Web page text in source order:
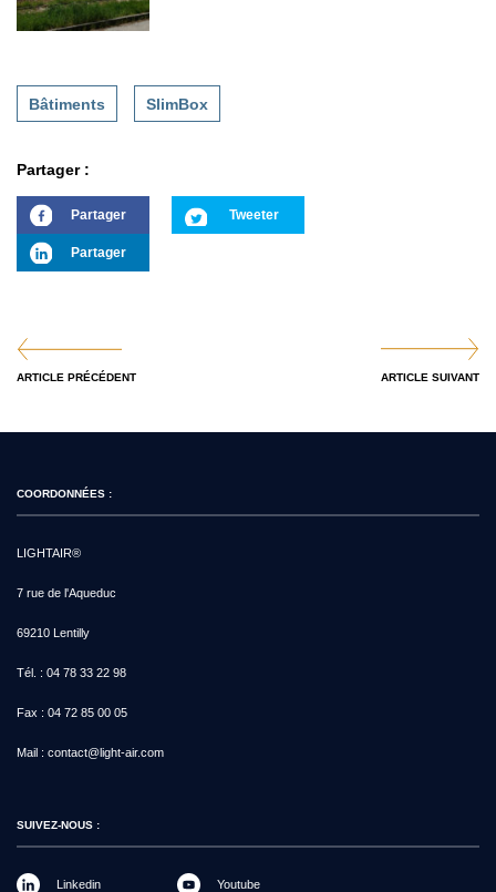
Bâtiments SlimBox
Partager :
Partager Tweeter
Partager
ARTICLE PRÉCÉDENT ARTICLE SUIVANT
COORDONNÉES :
LIGHTAIR®
7 rue de l'Aqueduc
69210 Lentilly
Tél. : 04 78 33 22 98
Fax : 04 72 85 00 05
Mail : contact@light-air.com
SUIVEZ-NOUS :
Linkedin Youtube